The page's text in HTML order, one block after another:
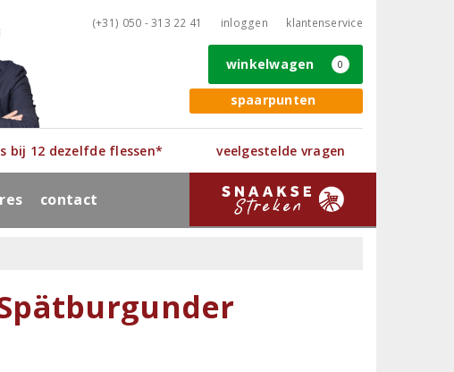
(+31) 050 - 313 22 41 inloggen klantenservice
spaarpunten
winkelwagen 0
bij 12 dezelfde flessen* veelgestelde vragen
contact